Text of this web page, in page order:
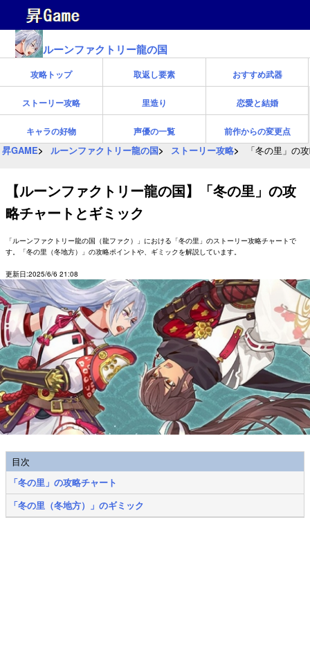
ルーンファクトリー龍の国
攻略トップ 取返し要素 おすすめ武器
ストーリー攻略 里造り 恋愛と結婚
キャラの好物 声優の一覧 前作からの変更点
昇GAME ルーンファクトリー龍の国 ストーリー攻略 「冬の里」の
【ルーンファクトリー龍の国】「冬の里」の攻
略チャートとギミック
「ルーンファクトリー龍の国（龍ファク）」における「冬の里」のストーリー攻略チャートで
す。「冬の里（冬地方）」の攻略ポイントや、ギミックを解説しています。
更新日:2025/6/6 21:08
目次
「冬の里」の攻略チャート
「冬の里（冬地方）」のギミック